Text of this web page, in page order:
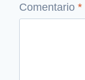
Comentario *